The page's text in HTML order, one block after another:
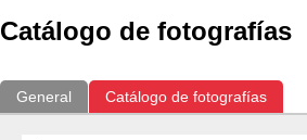
Catálogo de fotografías
General Catálogo de fotografías